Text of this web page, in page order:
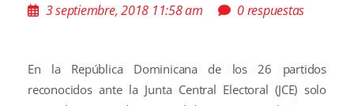
3 septiembre, 2018 11:58 am
0 respuestas
En la República Dominicana de los 26 partidos
reconocidos ante la Junta Central Electoral (JCE) solo